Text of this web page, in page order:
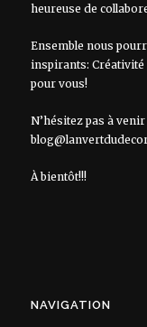
heureuse de
Ensemble nous
inspirants:
pour vous!
N’hésitez pas à
À bientôt!!!
NAVIGATION